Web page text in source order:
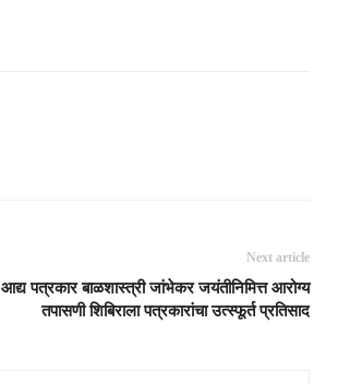
Next article
आद्य पत्रकार बाळशास्त्री जांभेकर जयंतीनिमित्त आरोग्य
तपासणी शिबिराला पत्रकारांचा उत्स्फूर्त प्रतिसाद